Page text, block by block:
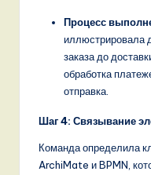
Процесс
иллюстрировала
заказа до
обработка
отправка.
Шаг 4: Связывание
Команда определила
ArchiMate и BPMN,